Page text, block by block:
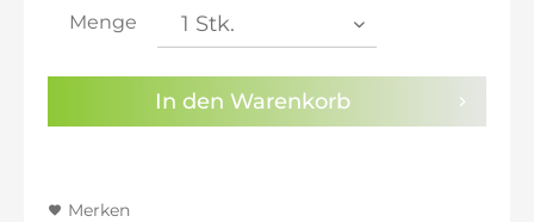
Sie haben dieDatenschutzbestimmungenzur
Kenntnis genommen.
inkl. 21% MwSt.: 1.393,03 €
inkl. 22% MwSt.: 1.404,54 €
Menge
In den Warenkorb
Merken